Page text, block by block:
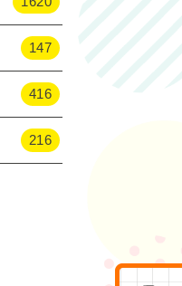
147
416
216